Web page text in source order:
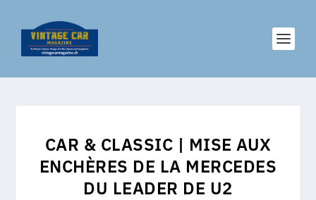
CAR & CLASSIC | MISE AUX
ENCHÈRES DE LA MERCEDES
DU LEADER DE U2